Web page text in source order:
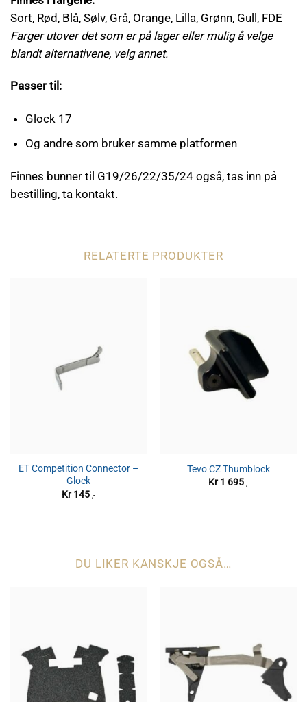
Sort, Rød, Blå, Sølv, Grå, Orange, Lilla, Grønn, Gull, FDE
Farger utover det som er på lager eller mulig å velge
blandt alternativene, velg annet.
Passer til:
Glock 17
Og andre som bruker samme platformen
Finnes bunner til G19/26/22/35/24 også, tas inn på
bestilling, ta kontakt.
RELATERTE PRODUKTER
ET Competition Connector –
Glock
Kr145 ,-
Tevo CZ Thumblock
Kr1 695 ,-
DU LIKER KANSKJE OGSÅ…